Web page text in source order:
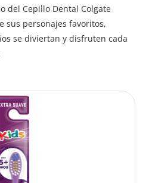
del Cepillo Dental Colgate
sus personajes favoritos,
se diviertan y disfruten cada